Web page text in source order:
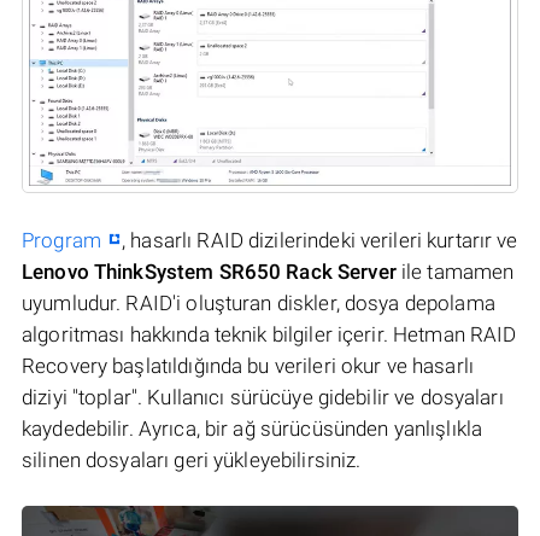
Program
, hasarlı RAID dizilerindeki verileri kurtarır ve
Lenovo ThinkSystem SR650 Rack Serverile tamamen
uyumludur. RAID'i oluşturan diskler, dosya depolama
algoritması hakkında teknik bilgiler içerir. Hetman RAID
Recovery başlatıldığında bu verileri okur ve hasarlı
diziyi "toplar". Kullanıcı sürücüye gidebilir ve dosyaları
kaydedebilir. Ayrıca, bir ağ sürücüsünden yanlışlıkla
silinen dosyaları geri yükleyebilirsiniz.